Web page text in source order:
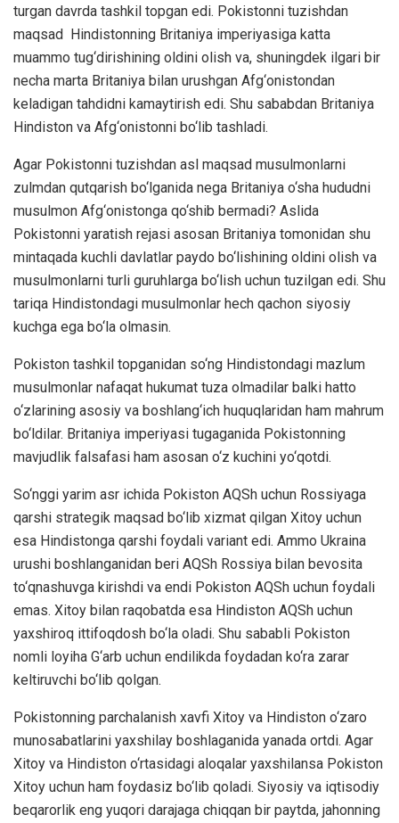
turgan davrda tashkil topgan edi. Pokistonni tuzishdan
maqsad Hindistonning Britaniya imperiyasiga katta
muammo tug‘dirishining oldini olish va, shuningdek ilgari bir
necha marta Britaniya bilan urushgan Afg‘onistondan
keladigan tahdidni kamaytirish edi. Shu sababdan Britaniya
Hindiston va Afg‘onistonni bo‘lib tashladi.
Agar Pokistonni tuzishdan asl maqsad musulmonlarni
zulmdan qutqarish bo‘lganida nega Britaniya o‘sha hududni
musulmon Afg‘onistonga qo‘shib bermadi? Aslida
Pokistonni yaratish rejasi asosan Britaniya tomonidan shu
mintaqada kuchli davlatlar paydo bo‘lishining oldini olish va
musulmonlarni turli guruhlarga bo‘lish uchun tuzilgan edi. Shu
tariqa Hindistondagi musulmonlar hech qachon siyosiy
kuchga ega bo‘la olmasin.
Pokiston tashkil topganidan so‘ng Hindistondagi mazlum
musulmonlar nafaqat hukumat tuza olmadilar balki hatto
o‘zlarining asosiy va boshlang‘ich huquqlaridan ham mahrum
bo‘ldilar. Britaniya imperiyasi tugaganida Pokistonning
mavjudlik falsafasi ham asosan o‘z kuchini yo‘qotdi.
So‘nggi yarim asr ichida Pokiston AQSh uchun Rossiyaga
qarshi strategik maqsad bo‘lib xizmat qilgan Xitoy uchun
esa Hindistonga qarshi foydali variant edi. Ammo Ukraina
urushi boshlanganidan beri AQSh Rossiya bilan bevosita
to‘qnashuvga kirishdi va endi Pokiston AQSh uchun foydali
emas. Xitoy bilan raqobatda esa Hindiston AQSh uchun
yaxshiroq ittifoqdosh bo‘la oladi. Shu sababli Pokiston
nomli loyiha G‘arb uchun endilikda foydadan ko‘ra zarar
keltiruvchi bo‘lib qolgan.
Pokistonning parchalanish xavfi Xitoy va Hindiston o‘zaro
munosabatlarini yaxshilay boshlaganida yanada ortdi. Agar
Xitoy va Hindiston o‘rtasidagi aloqalar yaxshilansa Pokiston
Xitoy uchun ham foydasiz bo‘lib qoladi. Siyosiy va iqtisodiy
beqarorlik eng yuqori darajaga chiqqan bir paytda, jahonning